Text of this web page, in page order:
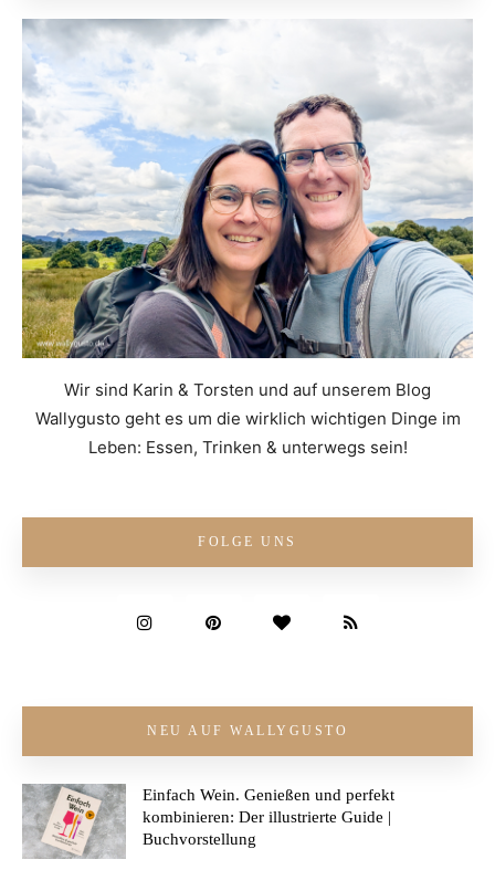
Wir sind Karin & Torsten und auf unserem Blog
Wallygusto geht es um die wirklich wichtigen Dinge im
Leben: Essen, Trinken & unterwegs sein!
FOLGE UNS
NEU AUF WALLYGUSTO
Einfach Wein. Genießen und perfekt
kombinieren: Der illustrierte Guide |
Buchvorstellung